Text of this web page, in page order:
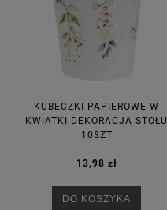
KUBECZKI PAPIEROWE W
KWIATKI DEKORACJA STOŁU
10SZT
13,98 zł
DO KOSZYKA